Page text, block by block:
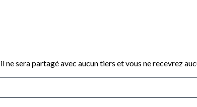
ne sera partagé avec aucun tiers et vous ne recevrez